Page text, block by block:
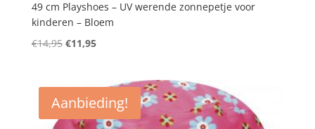
49 cm Playshoes – UV werende zonnepetje voor
kinderen – Bloem
€14,95 Oorspronkelijke
€14,95.
€11,95Huidige
€11,95.
Aanbieding!